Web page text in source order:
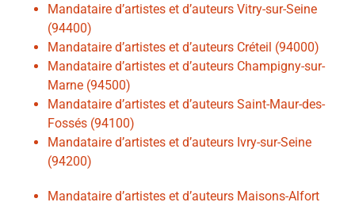
Mandataire d’artistes et d’auteurs Vitry-sur-Seine
(94400)
Mandataire d’artistes et d’auteurs Créteil (94000)
Mandataire d’artistes et d’auteurs Champigny-sur-
Marne (94500)
Mandataire d’artistes et d’auteurs Saint-Maur-des-
Fossés (94100)
Mandataire d’artistes et d’auteurs Ivry-sur-Seine
(94200)
Mandataire d’artistes et d’auteurs Maisons-Alfort